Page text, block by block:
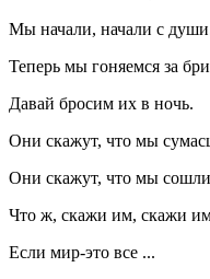
Мы начали, начали с
Теперь мы гоняемся за
Давай бросим их в ночь.
Они скажут, что мы
Они скажут, что мы
Что ж, скажи им, скажи
Если мир-это все ...